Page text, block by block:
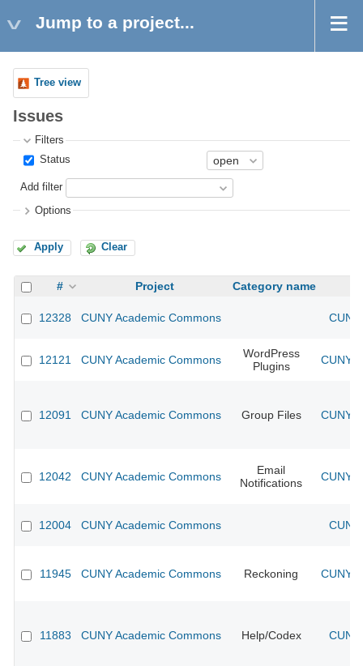
Jump to a project...
Tree view
Issues
Filters
Status
Add filter
Options
Apply Clear
# Project Category name
12328 CUNY Academic Commons
12121 CUNY Academic Commons
WordPress
Plugins
CUNY
12091 CUNY Academic Commons Group Files CUNY
12042 CUNY Academic Commons
Email
Notifications
CUNY
12004 CUNY Academic Commons
11945 CUNY Academic Commons Reckoning CUNY
11883 CUNY Academic Commons Help/Codex